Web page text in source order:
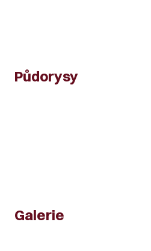
Půdorysy
Galerie